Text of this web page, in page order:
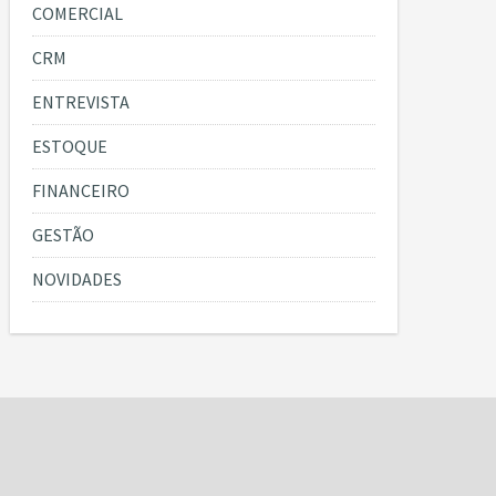
COMERCIAL
CRM
ENTREVISTA
ESTOQUE
FINANCEIRO
GESTÃO
NOVIDADES